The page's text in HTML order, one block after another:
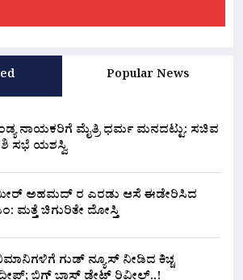
Popular News
ನಾಯಕರಿಗೆ ಮೈತ್ರಿ ಧರ್ಮ ಮನದಟ್ಟು: ಸಚಿವ
ಸಭೆ ಯಶಸ್ವಿ
ಅಹಮದ್ ರ ಎರಡು ಆಸೆ ಈಡೇರಿಸಿದ
ಮತ್ತೆ ಚಿಗುರಿತೇ ದೋಸ್ತಿ
ಗುಡ್ ನ್ಯೂಸ್ ನೀಡಿದ ಕಿಚ್ಚ